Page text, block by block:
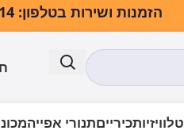
הזמנות ושירות בטלפון: 055-97-67-314
טלוויזיותכירייםתנורי אפייה